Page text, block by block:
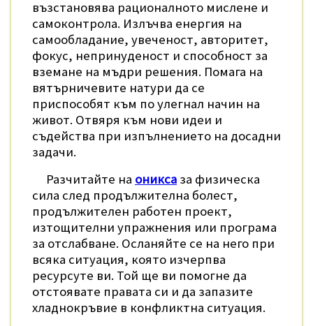
възстановява рационалното мислене и
самоконтрола. Излъчва енергия на
самообладание, увеченост, авторитет,
фокус, непринуденост и способност за
вземане на мъдри решения. Помага на
вятърничевите натури да се
приспособят към по улегнал начин на
живот. Отвяря към нови идеи и
съдейства при изпълнението на досадни
задачи.
Разчитайте на оникса за физическа
сила след продължителна болест,
продължителен работен проект,
изтощителни упражнения или програма
за отслабване. Осланяйте се на него при
всяка ситуация, която изчерпва
ресурсуте ви. Той ще ви помогне да
отстоявате правата си и да запазите
хладнокръвие в конфликтна ситуация.